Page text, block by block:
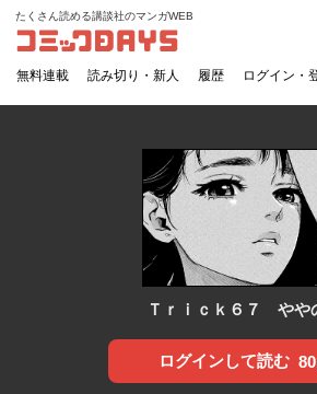
コミックDAYS
たくさん読める講談社のマンガWEB
無料連載 読み切り・新人 履歴 ログイン・
Ｔｒｉｃｋ６７ やや
ログインして読む